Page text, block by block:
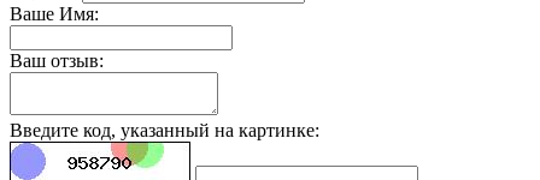
Ваше Имя:
Ваш отзыв:
Введите код, указанный на картинке: